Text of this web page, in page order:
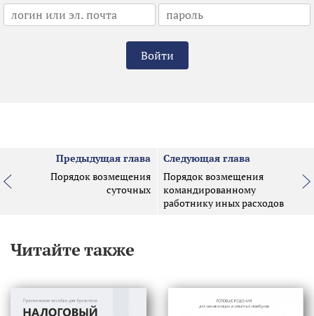
Войти
Предыдущая глава
Порядок возмещения
суточных
Следующая глава
Порядок возмещения
командированному
работнику иных расходов
Читайте также